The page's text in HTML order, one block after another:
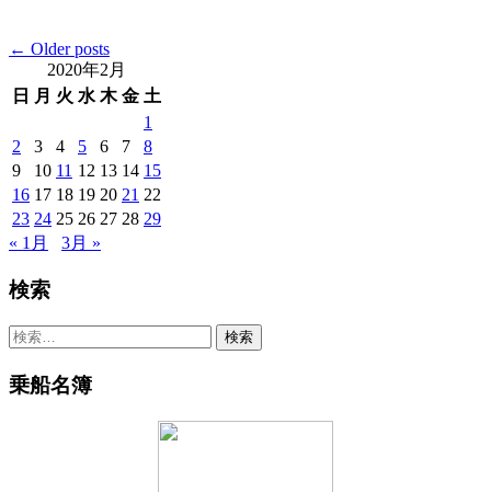
み
中…
Posts
navigation
← Older posts
2020年2月
日
月 火 水 木 金 土
1
2
3 4 5 6 7
8
9
10 11 12 13 14 15
16 17 18 19 20 21 22
23 24 25 26 27 28 29
« 1月
3月 »
検索
検
乗船名簿